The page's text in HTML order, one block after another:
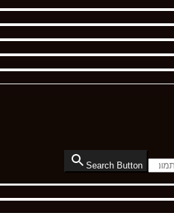
Search Button